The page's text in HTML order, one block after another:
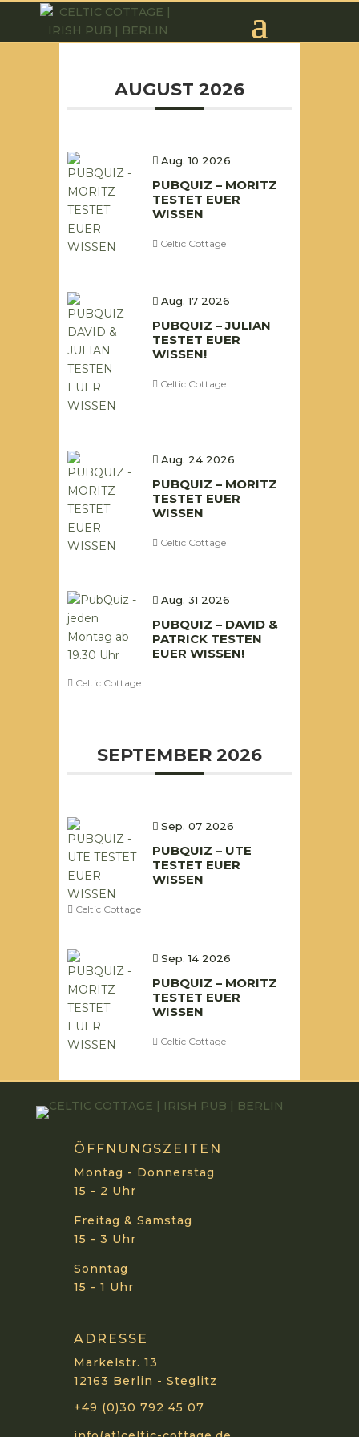
PubQuiz
AUGUST 2026
Aug. 10 2026
PUBQUIZ – MORITZ
TESTET EUER
WISSEN
Celtic Cottage
Aug. 17 2026
PUBQUIZ – JULIAN
TESTET EUER
WISSEN!
Celtic Cottage
Aug. 24 2026
PUBQUIZ – MORITZ
TESTET EUER
WISSEN
Celtic Cottage
Aug. 31 2026
PUBQUIZ – DAVID &
PATRICK TESTEN
EUER WISSEN!
Celtic Cottage
SEPTEMBER 2026
Sep. 07 2026
PUBQUIZ – UTE
TESTET EUER
WISSEN
Celtic Cottage
Sep. 14 2026
PUBQUIZ – MORITZ
TESTET EUER
WISSEN
Celtic Cottage
ÖFFNUNGSZEITEN
Montag - Donnerstag
15 - 2 Uhr
Freitag & Samstag
15 - 3 Uhr
Sonntag
15 - 1 Uhr
ADRESSE
Markelstr. 13
12163 Berlin - Steglitz
+49 (0)30 792 45 07